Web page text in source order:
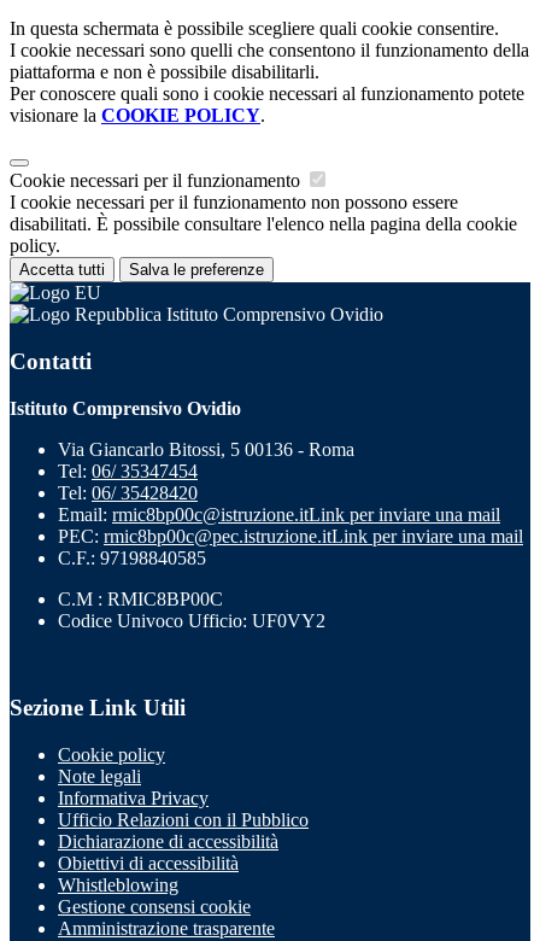
In questa schermata è possibile scegliere quali cookie consentire.
I cookie necessari sono quelli che consentono il funzionamento della
piattaforma e non è possibile disabilitarli.
Per conoscere quali sono i cookie necessari al funzionamento potete
visionare la COOKIE POLICY.
Cookie necessari per il funzionamento
I cookie necessari per il funzionamento non possono essere
disabilitati. È possibile consultare l'elenco nella pagina della cookie
policy.
Accetta tutti Salva le preferenze
Istituto Comprensivo Ovidio
Contatti
Istituto Comprensivo Ovidio
Via Giancarlo Bitossi, 5 00136 - Roma
Tel: 06/ 35347454
Tel: 06/ 35428420
Email: rmic8bp00c@istruzione.itLink per inviare una mail
PEC: rmic8bp00c@pec.istruzione.itLink per inviare una mail
C.F.: 97198840585
C.M : RMIC8BP00C
Codice Univoco Ufficio: UF0VY2
Sezione Link Utili
Cookie policy
Note legali
Informativa Privacy
Ufficio Relazioni con il Pubblico
Dichiarazione di accessibilità
Obiettivi di accessibilità
Whistleblowing
Gestione consensi cookie
Amministrazione trasparente